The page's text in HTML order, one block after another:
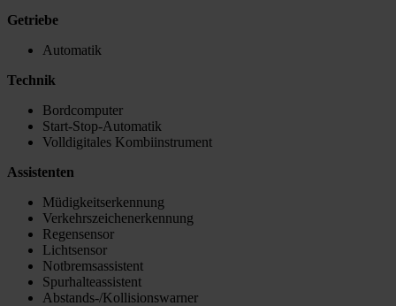
Getriebe
Automatik
Technik
Bordcomputer
Start-Stop-Automatik
Volldigitales Kombiinstrument
Assistenten
Müdigkeitserkennung
Verkehrszeichenerkennung
Regensensor
Lichtsensor
Notbremsassistent
Spurhalteassistent
Abstands-/Kollisionswarner